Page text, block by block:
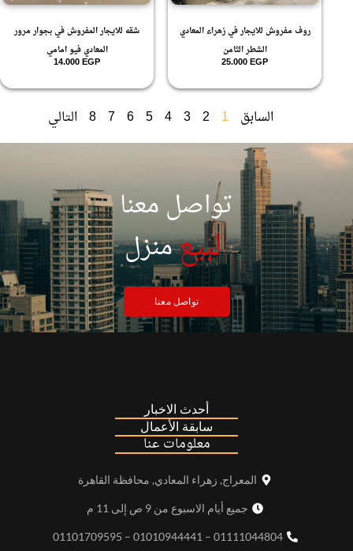
روف مفروش للايجار في زهراء المعادي
الشطر الثامن
25.000EGP
شقه للايجار المفروش في بجوار مرور
المعادي فيو امامي
14.000EGP
السابق التالي
تواصل معنا
لبيع| منزل
تواصل معنا
أحدث الاخبار
سابقة الأعمال
معلومات عنا
المعراج, زهراء المعادي, محافظة القاهرة
جميع أيام الاسبوع من 9 ص إلى 11 م
01111044804 – 01010944441 – 01101709595